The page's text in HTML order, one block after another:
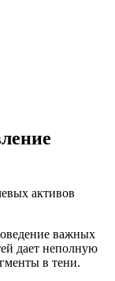
активов
важных
дает неполную
в тени.